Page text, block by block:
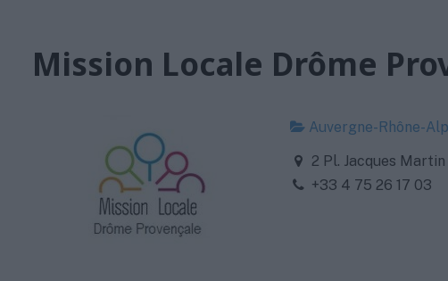
Mission Locale Drôme
Auvergne-Rhône-
2 Pl. Jacques
+33 4 75 26 17 03